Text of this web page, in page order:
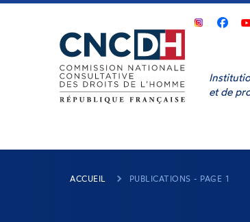
Panneau de gestion des cookies
et de
ACCUEIL PUBLICATIONS - PAGE 1